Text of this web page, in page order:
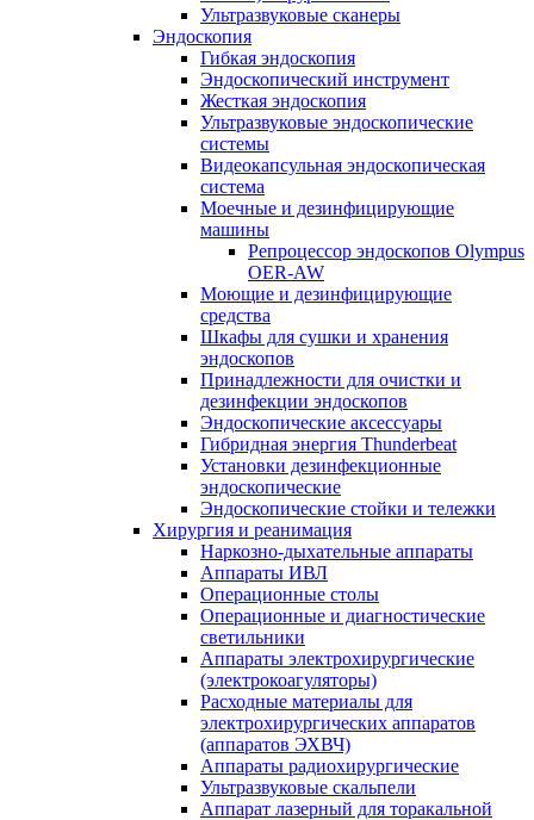
Ультразвуковые сканеры
Эндоскопия
Гибкая эндоскопия
Эндоскопический инструмент
Жесткая эндоскопия
Ультразвуковые эндоскопические
системы
Видеокапсульная эндоскопическая
система
Моечные и дезинфицирующие
машины
Репроцессор эндоскопов Olympus
OER-AW
Моющие и дезинфицирующие
средства
Шкафы для сушки и хранения
эндоскопов
Принадлежности для очистки и
дезинфекции эндоскопов
Эндоскопические аксессуары
Гибридная энергия Thunderbeat
Установки дезинфекционные
эндоскопические
Эндоскопические стойки и тележки
Хирургия и реанимация
Наркозно-дыхательные аппараты
Аппараты ИВЛ
Операционные столы
Операционные и диагностические
светильники
Аппараты электрохирургические
(электрокоагуляторы)
Расходные материалы для
электрохирургических аппаратов
(аппаратов ЭХВЧ)
Аппараты радиохирургические
Ультразвуковые скальпели
Аппарат лазерный для торакальной